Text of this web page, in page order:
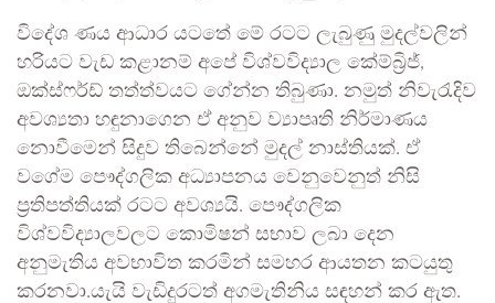
විදේශ ණය ආධාර යටතේ මේ රටට ලැබුණු මුදල්වලින්
හරියට වැඩ කළානම් අපේ විශ්වවිද්‍යාල කේම්බ්‍රිජ්,
ඔක්ස්ෆර්ඩ් තත්ත්වයට ගේන්න තිබුණා. නමුත් නිවැරැදිව
අවශ්‍යතා හඳුනාගෙන ඒ අනුව ව්‍යාපෘති නිර්මාණය
නොවීමෙන් සිදුව තිබෙන්නේ මුදල් නාස්තියක්. ඒ
වගේම පෞද්ගලික අධ්‍යාපනය වෙනුවෙනුත් නිසි
ප්‍රතිපත්තියක් රටට අවශ්‍යයි. පෞද්ගලික
විශ්වවිද්‍යාලවලට කොමිෂන් සභාව ලබා දෙන
අනුමැතිය අවභාවිත කරමින් සමහර ආයතන කටයුතු
කරනවා.යැයි වැඩිදුරටත් අගමැතිනිය සඳහන් කර ඇත.